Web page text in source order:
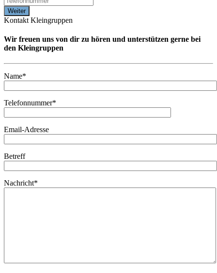
Kontakt Kleingruppen
Wir freuen uns von dir zu hören und unterstützen gerne bei
den Kleingruppen
Name*
Telefonnummer*
Email-Adresse
Betreff
Nachricht*